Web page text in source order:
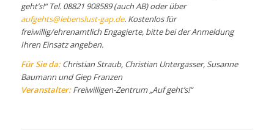
geht’s!“ Tel. 08821 908589 (auch AB) oder über
aufgehts@lebenslust-gap.de. Kostenlos für
freiwillig/ehrenamtlich Engagierte, bitte bei der Anmeldung
Ihren Einsatz angeben.
Für Sie da:Christian Straub, Christian Untergasser, Susanne
Baumann und Giep Franzen
Veranstalter:Freiwilligen-Zentrum „Auf geht’s!“